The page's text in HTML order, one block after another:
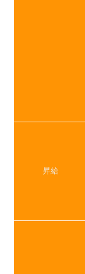
昇給